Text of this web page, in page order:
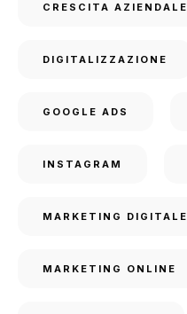
CRESCITA AZIENDALE
DIGITALIZZAZIONE
GOOGLE ADS
INSTAGRAM
MARKETING DIGITALE
MARKETING ONLINE